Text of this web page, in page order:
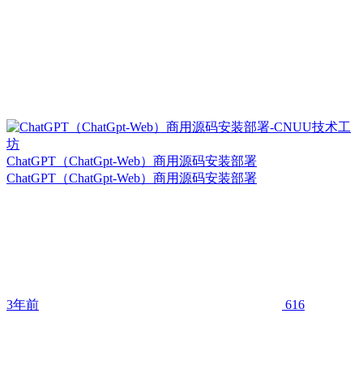
ChatGPT（ChatGpt-Web）商用源码安装部署
ChatGPT（ChatGpt-Web）商用源码安装部署
3年前 616